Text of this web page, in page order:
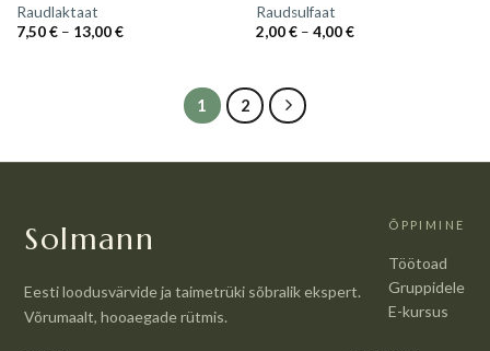
Raudlaktaat
7,50€ – 13,00€Hinnavahemik:
Raudsulfaat
2,00€ – 4,00€Hinnavahemik:
1 2
Solmann
Eesti loodusvärvide ja taimetrüki sõbralik ekspert.
Võrumaalt, hooaegade rütmis.
ÕPPIMINE
Töötoad
Gruppidele
E-kursus